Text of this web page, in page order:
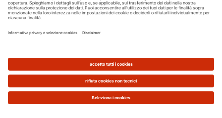
derivata dagli scarti dellalavorazione del legno
(soprattutto abete, pino, faggio e rovere) .